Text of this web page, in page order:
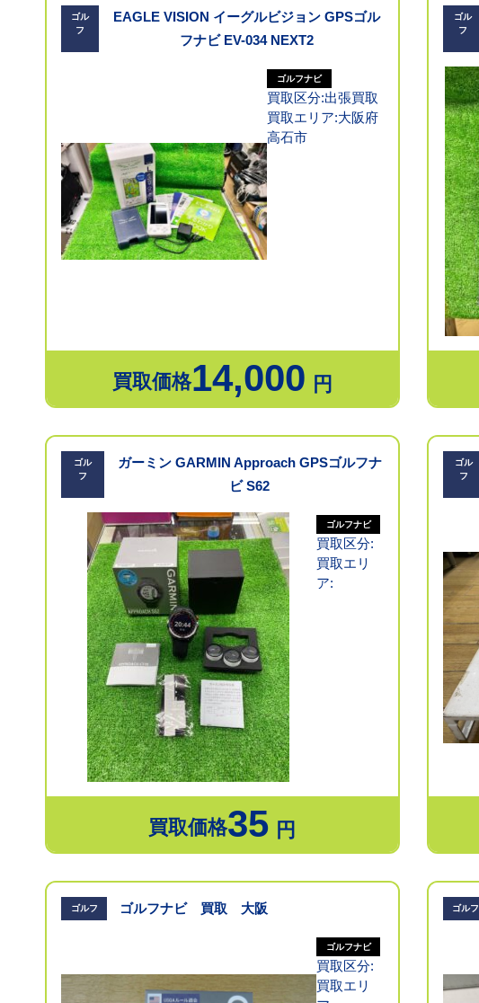
ゴル
フ
EAGLE VISION イーグルビジョン GPSゴル
フナビ EV-034 NEXT2
ゴルフナビ
買取区分:出張買取
買取エリア:大阪府
高石市
買取価格14,000 円
ゴル
フ
ゴル
フ
ガーミン GARMIN Approach GPSゴルフナ
ビ S62
ゴルフナビ
買取区分:
買取エリ
ア:
買取価格35 円
ゴル
フ
ゴルフ ゴルフナビ 買取 大阪
ゴルフナビ
買取区分:
買取エリ
ゴルフ